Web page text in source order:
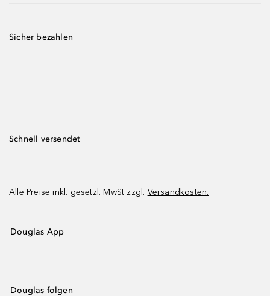
Sicher bezahlen
Schnell versendet
Alle Preise inkl. gesetzl. MwSt zzgl. Versandkosten.
Douglas App
Douglas folgen